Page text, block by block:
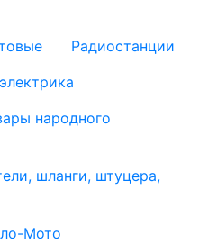
Радиостанции
народного
шланги, штуцера,
Мото